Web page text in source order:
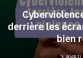
derrière les
bien